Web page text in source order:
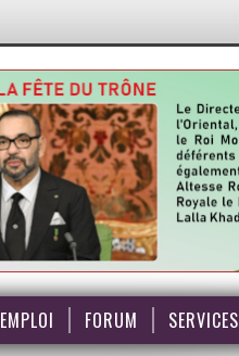
EMPLOI FORUM SERVICES